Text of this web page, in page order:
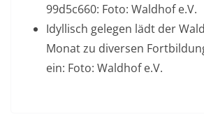
99d5c660: Foto: Waldhof e.V.
Idyllisch gelegen lädt der
Monat zu diversen
ein: Foto: Waldhof e.V.